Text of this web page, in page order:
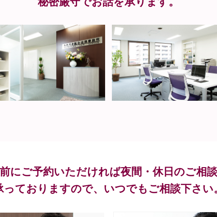
にご予約いただければ夜間・休日のご相
っておりますので、いつでもご相談下さい